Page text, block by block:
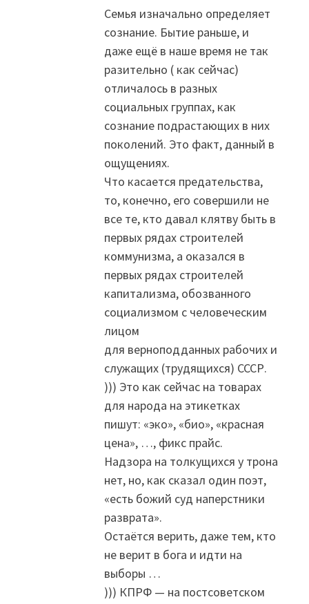
Семья изначально определяет
сознание. Бытие раньше, и
даже ещё в наше время не так
разительно ( как сейчас)
отличалось в разных
социальных группах, как
сознание подрастающих в них
поколений. Это факт, данный в
ощущениях.
Что касается предательства,
то, конечно, его совершили не
все те, кто давал клятву быть в
первых рядах строителей
коммунизма, а оказался в
первых рядах строителей
капитализма, обозванного
социализмом с человеческим
лицом
для верноподданных рабочих и
служащих (трудящихся) СССР.
))) Это как сейчас на товарах
для народа на этикетках
пишут: «эко», «био», «красная
цена», …, фикс прайс.
Надзора на толкущихся у трона
нет, но, как сказал один поэт,
«есть божий суд наперстники
разврата».
Остаётся верить, даже тем, кто
не верит в бога и идти на
выборы …
))) КПРФ — на постсоветском